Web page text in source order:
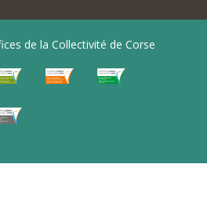
de la Collectivité de Corse